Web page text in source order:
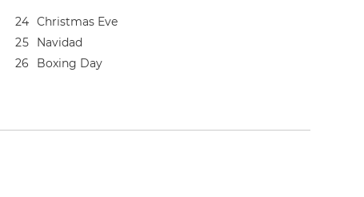
24 Christmas Eve
25
Navidad
26 Boxing Day